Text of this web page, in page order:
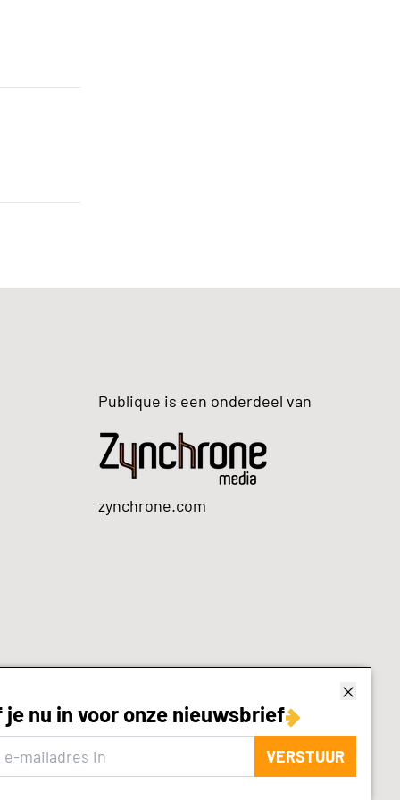
nu in voor onze nieuwsbrief
VERSTUUR
Publique is een onderdeel van
zynchrone.com